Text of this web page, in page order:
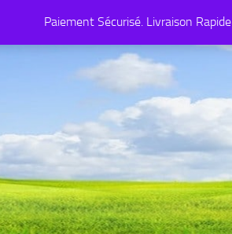
Paiement Sécurisé. Livraison Rapide
Mon compte 0 Article 0€